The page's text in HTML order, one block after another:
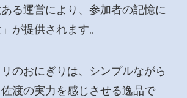
る運営により、参加者の記憶に
が提供されます。
のおにぎりは、シンプルながら
渡の実力を感じさせる逸品で